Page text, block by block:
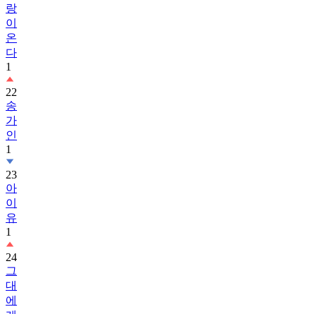
랑
이
온
다
1
22
송
가
인
1
23
아
이
유
1
24
그
대
에